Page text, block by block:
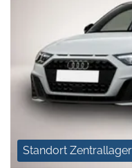
Standort Zentrallager